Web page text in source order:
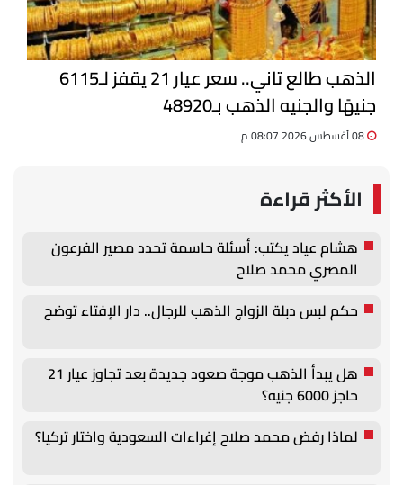
الذهب طالع تاني.. سعر عيار 21 يقفز لـ6115
جنيهًا والجنيه الذهب بـ48920
الأكثر قراءة
هشام عياد يكتب: أسئلة حاسمة تحدد مصير الفرعون
المصري محمد صلاح
حكم لبس دبلة الزواج الذهب للرجال.. دار الإفتاء توضح
هل يبدأ الذهب موجة صعود جديدة بعد تجاوز عيار 21
حاجز 6000 جنيه؟
لماذا رفض محمد صلاح إغراءات السعودية واختار تركيا؟